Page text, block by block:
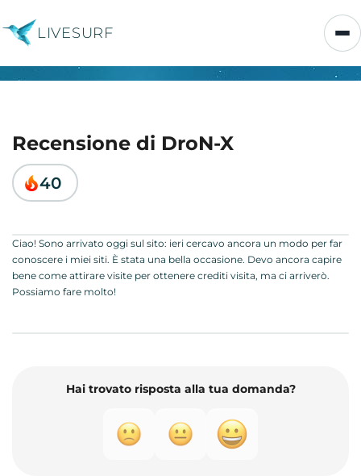
LIVESURF
Recensione di DroN-X
40
Ciao! Sono arrivato oggi sul sito: ieri cercavo ancora un modo per far
conoscere i miei siti. È stata una bella occasione. Devo ancora capire
bene come attirare visite per ottenere crediti visita, ma ci arriverò.
Possiamo fare molto!
Hai trovato risposta alla tua domanda?